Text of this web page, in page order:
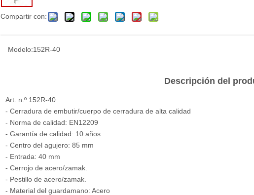
Compartir con:
Modelo:152R-40
Descripción del
Art. n.º 152R-40
- Cerradura de embutir/cuerpo de cerradura de alta calidad
- Norma de calidad: EN12209
- Garantía de calidad: 10 años
- Centro del agujero: 85 mm
- Entrada: 40 mm
- Cerrojo de acero/zamak.
- Pestillo de acero/zamak.
- Material del guardamano: Acero